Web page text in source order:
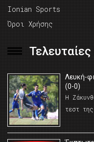
Ionian Sports
Όροι Χρήσης
Τελευταίες
Λευκή-
(0-0)
Η
τεστ